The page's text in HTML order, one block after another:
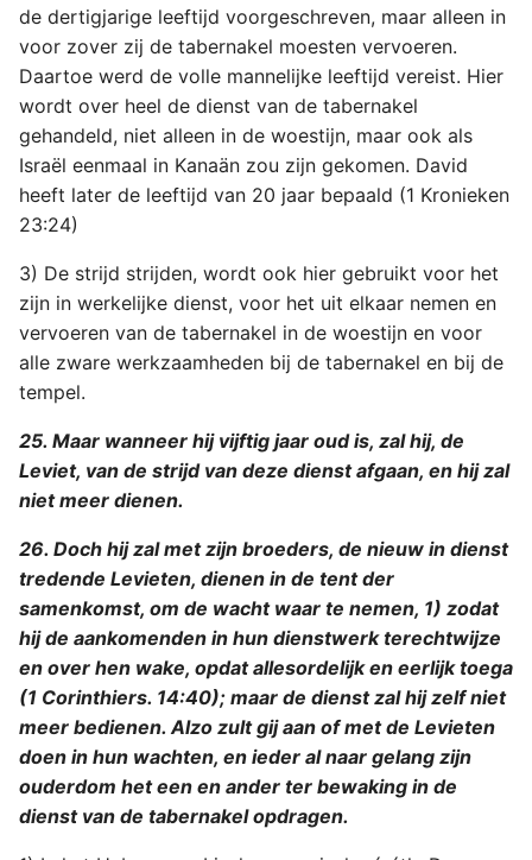
de dertigjarige leeftijd voorgeschreven, maar alleen in
voor zover zij de tabernakel moesten vervoeren.
Daartoe werd de volle mannelijke leeftijd vereist. Hier
wordt over heel de dienst van de tabernakel
gehandeld, niet alleen in de woestijn, maar ook als
Israël eenmaal in Kanaän zou zijn gekomen. David
heeft later de leeftijd van 20 jaar bepaald (1 Kronieken
23:24)
3) De strijd strijden, wordt ook hier gebruikt voor het
zijn in werkelijke dienst, voor het uit elkaar nemen en
vervoeren van de tabernakel in de woestijn en voor
alle zware werkzaamheden bij de tabernakel en bij de
tempel.
25. Maar wanneer hij vijftig jaar oud is, zal hij, de
Leviet, van de strijd van deze dienst afgaan, en hij zal
niet meer dienen.
26. Doch hij zal met zijn broeders, de nieuw in dienst
tredende Levieten, dienen in de tent der
samenkomst, om de wacht waar te nemen, 1) zodat
hij de aankomenden in hun dienstwerk terechtwijze
en over hen wake, opdat allesordelijk en eerlijk toega
(1 Corinthiers. 14:40); maar de dienst zal hij zelf niet
meer bedienen. Alzo zult gij aan of met de Levieten
doen in hun wachten, en ieder al naar gelang zijn
ouderdom het een en ander ter bewaking in de
dienst van de tabernakel opdragen.